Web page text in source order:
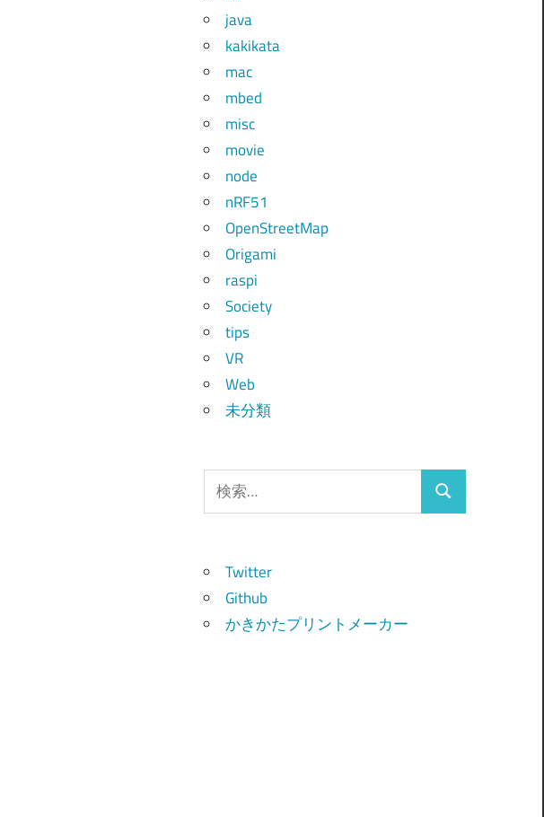
java
kakikata
mac
mbed
misc
movie
node
nRF51
OpenStreetMap
Origami
raspi
Society
tips
VR
Web
未分類
索:
検
Twitter
Github
かきかたプリントメーカー